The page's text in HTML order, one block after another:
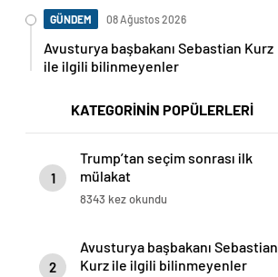
GÜNDEM 08 Ağustos 2026
Avusturya başbakanı Sebastian Kurz
ile ilgili bilinmeyenler
KATEGORİNİN POPÜLERLERİ
1
Trump’tan seçim sonrası ilk
mülakat
8343 kez okundu
2
Avusturya başbakanı Sebastian
Kurz ile ilgili bilinmeyenler